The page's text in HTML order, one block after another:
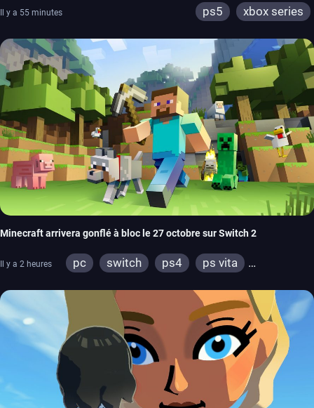
Il y a 55 minutes ps5 xbox series
Minecraft arrivera gonflé à bloc le 27 octobre sur Switch 2
Il y a 2 heures pc switch ps4
ps vita
xbox 360